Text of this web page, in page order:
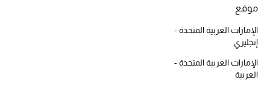
المكياج
العناية بالبشرة
مستحضرات العناية
موقع
الإمارات العربية المتحدة -
إنجليزي
الإمارات العربية المتحدة -
العربية